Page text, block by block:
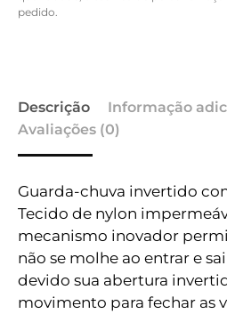
pedido.
Descrição
Informação
Avaliações (0)
Guarda-chuva invertido
Tecido de nylon
mecanismo inovador
não se molhe ao entrar e
devido sua abertura
movimento para fechar as